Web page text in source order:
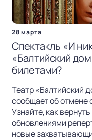
28 марта
Спектакль «И
«Балтийский
билетами?
Театр «Балтийский
сообщает об отмене
Узнайте, как
обновлениями
новые